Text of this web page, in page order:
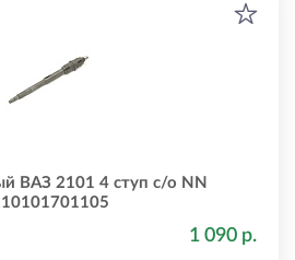
ВАЗ 2101 4 ступ с/о NN
1 090 р.